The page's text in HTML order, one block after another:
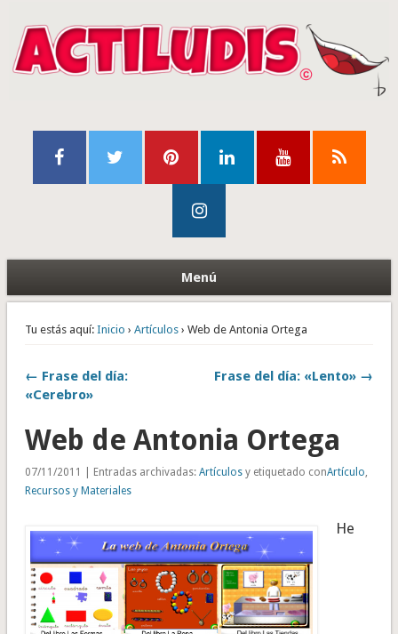
Menú
Tu estás aquí: Inicio › Artículos› Web de Antonia Ortega
← Frase del día:
«Cerebro»
Frase del día: «Lento» →
Web de Antonia Ortega
07/11/2011 | Entradas archivadas: Artículosy etiquetado conArtículo,
Recursos y Materiales
He